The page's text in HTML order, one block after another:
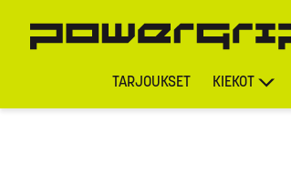
TARJOUKSET KIEKOT